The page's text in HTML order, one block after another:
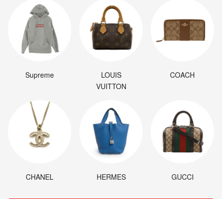
Supreme
LOUIS
VUITTON
COACH
CHANEL HERMES GUCCI